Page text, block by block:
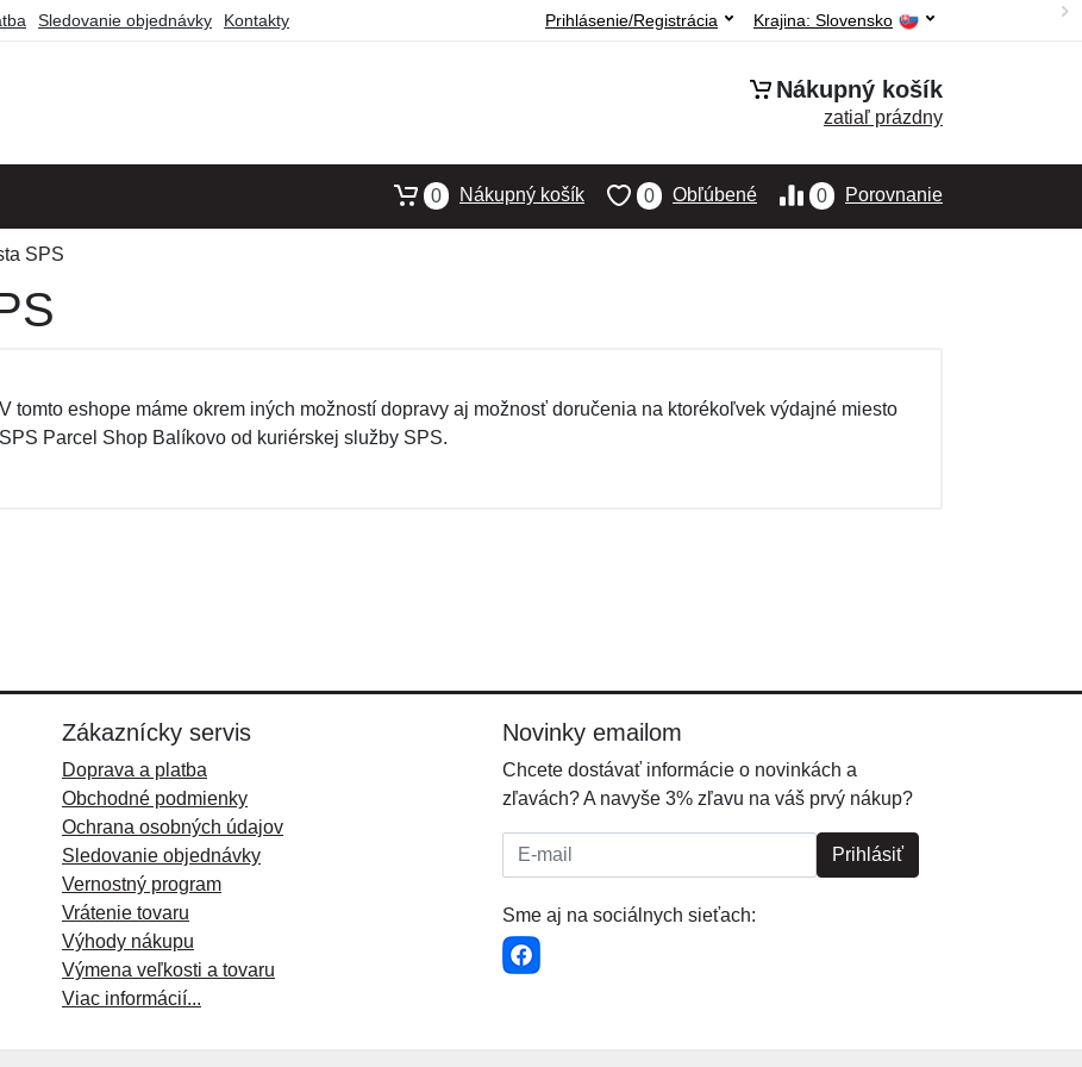
Sledovanie objednávky Kontakty Krajina: Slovensko
Prihlásenie/Registrácia
Nákupný košík
zatiaľ prázdny
0 Porovnanie
0 Obľúbené
0 Nákupný košík
SPS
V tomto eshope máme okrem iných možností dopravy aj možnosť doručenia na ktorékoľvek výdajné miesto
SPS Parcel Shop Balíkovo od kuriérskej služby SPS.
Zákaznícky servis
Doprava a platba
Obchodné podmienky
Ochrana osobných údajov
Sledovanie objednávky
Vernostný program
Vrátenie tovaru
Výhody nákupu
Výmena veľkosti a tovaru
Viac informácií...
Novinky emailom
Chcete dostávať informácie o novinkách a
zľavách? A navyše 3% zľavu na váš prvý nákup?
E-mail: Prihlásiť
Sme aj na sociálnych sieťach: